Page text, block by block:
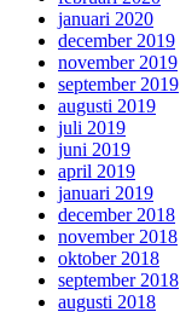
januari 2020
december 2019
november 2019
september 2019
augusti 2019
juli 2019
juni 2019
april 2019
januari 2019
december 2018
november 2018
oktober 2018
september 2018
augusti 2018